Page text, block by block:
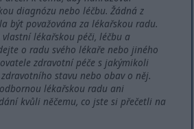
diagnózu nebo léčbu. Žádná z
být považována za lékařskou radu.
vlastní lékařskou péči, léčbu a
o radu svého lékaře nebo jiného
zdravotní péče s jakýmikoli
stavu nebo obav o něj.
lékařskou radu ani
kvůli něčemu, co jste si přečetli na